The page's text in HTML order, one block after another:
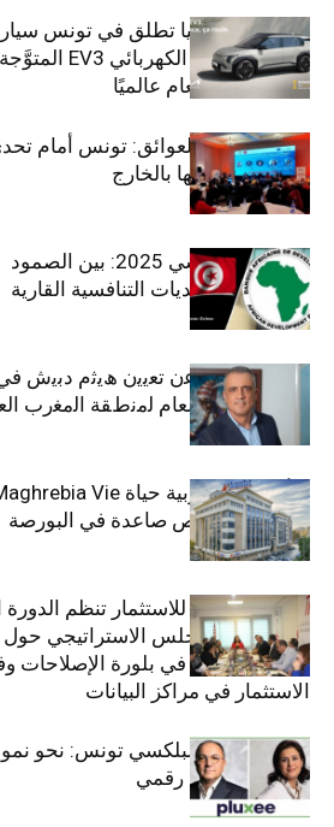
سيتي كارز – كيا تطلق في تونس
الـدفع الرباعي الكهربائي EV3 المتوَّجة
بلقب سيارة العام عالميًا
بين الطموح والعوائق: تونس أمام
استعادة كفاءاتها بالخارج
الاقتصاد التونسي 2025: بين الصمود
الاجتماعي وتحديات التنافسية القارية
ﺗﯾﺗرا ﺑﺎك ﺗﻌﻠن ﻋن ﺗﻌﯾﯾن ھﯾﺛم دﺑﯾش
ﻣﻧﺻب اﻟﻣدﯾر اﻟﻌﺎم ﻟﻣﻧطﻘﺔ اﻟﻣﻐرب
وﻏرب أﻓرﯾﻘﯾﺎ
فاعل رائد بفرص صاعدة في البورصة
(+34.8%)
الهيئة التونسية للاستثمار تنظم الدورة
والعشرين للمجلس الاستراتيجي حول
القطاع الخاص في بلورة الإصلاحات
الاستثمار في مراكز البيانات
قيادة مزدوجة لبلكسي تونس: نحو نمو
متسارع وتحول رقمي